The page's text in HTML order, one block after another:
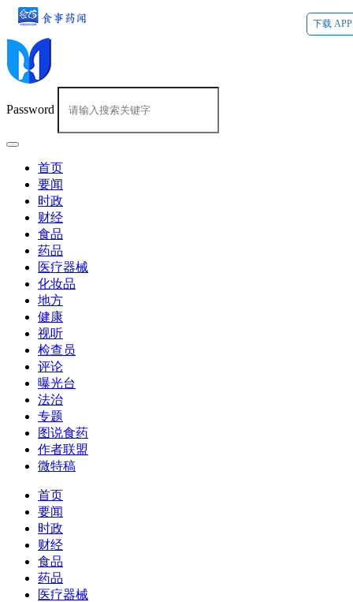
下载 APP
Password
首页
要闻
时政
财经
食品
药品
医疗器械
化妆品
地方
健康
视听
检查员
评论
曝光台
法治
专题
图说食药
作者联盟
微特稿
首页
要闻
时政
财经
食品
药品
医疗器械